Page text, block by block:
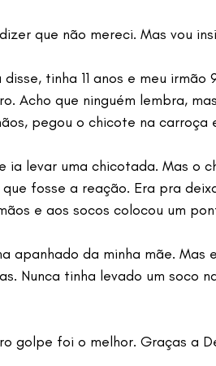
que não mereci. Mas vou
disse, tinha 11 anos e meu
Acho que ninguém lembra,
pegou o chicote na carroça
ia levar uma chicotada. Mas o
fosse a reação. Era pra
e aos socos colocou um
apanhado da minha mãe.
Nunca tinha levado um soco
golpe foi o melhor. Graças a